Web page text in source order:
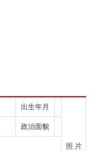
出生年月
照 片
政治面貌